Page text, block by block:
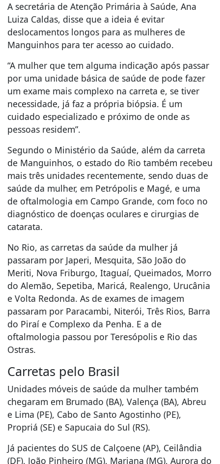
A secretária de Atenção Primária à Saúde, Ana
Luiza Caldas, disse que a ideia é evitar
deslocamentos longos para as mulheres de
Manguinhos para ter acesso ao cuidado.
“A mulher que tem alguma indicação após passar
por uma unidade básica de saúde de pode fazer
um exame mais complexo na carreta e, se tiver
necessidade, já faz a própria biópsia. É um
cuidado especializado e próximo de onde as
pessoas residem”.
Segundo o Ministério da Saúde, além da carreta
de Manguinhos, o estado do Rio também recebeu
mais três unidades recentemente, sendo duas de
saúde da mulher, em Petrópolis e Magé, e uma
de oftalmologia em Campo Grande, com foco no
diagnóstico de doenças oculares e cirurgias de
catarata.
No Rio, as carretas da saúde da mulher já
passaram por Japeri, Mesquita, São João do
Meriti, Nova Friburgo, Itaguaí, Queimados, Morro
do Alemão, Sepetiba, Maricá, Realengo, Urucânia
e Volta Redonda. As de exames de imagem
passaram por Paracambi, Niterói, Três Rios, Barra
do Piraí e Complexo da Penha. E a de
oftalmologia passou por Teresópolis e Rio das
Ostras.
Carretas pelo Brasil
Unidades móveis de saúde da mulher também
chegaram em Brumado (BA), Valença (BA), Abreu
e Lima (PE), Cabo de Santo Agostinho (PE),
Propriá (SE) e Sapucaia do Sul (RS).
Já pacientes do SUS de Calçoene (AP), Ceilândia
(DF), João Pinheiro (MG), Mariana (MG), Aurora do